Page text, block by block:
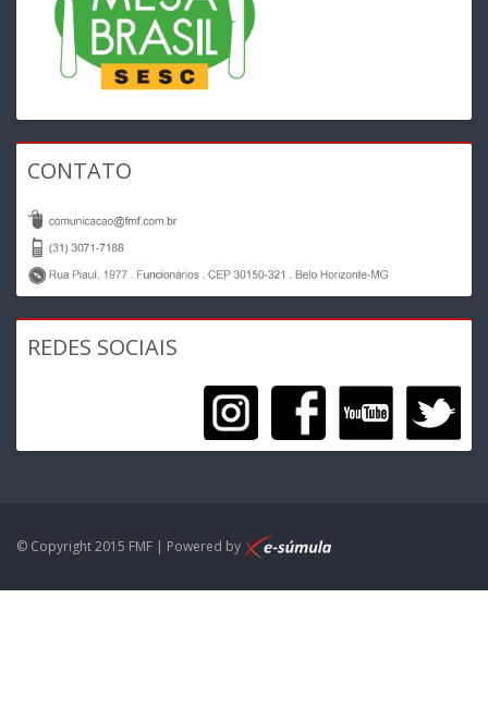
CONTATO
REDES SOCIAIS
© Copyright 2015 FMF | Powered by